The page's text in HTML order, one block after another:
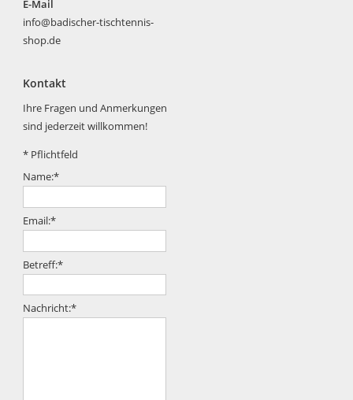
E-Mail
info@badischer-tischtennis-
shop.de
Kontakt
Ihre Fragen und Anmerkungen
sind jederzeit willkommen!
* Pflichtfeld
Name:*
Email:*
Betreff:*
Nachricht:*